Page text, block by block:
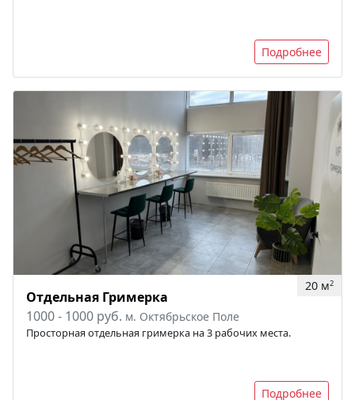
Подробнее
20 м2
Отдельная Гримерка
1000 - 1000 руб. м. Октябрьское Поле
Просторная отдельная гримерка на 3 рабочих места.
Подробнее